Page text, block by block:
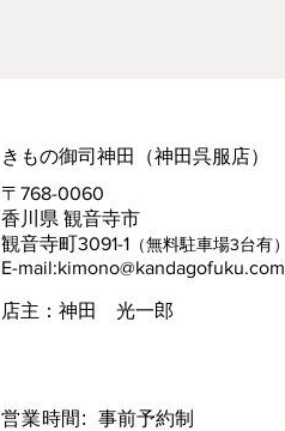
​〒768-0060
香川県 観音寺市
観音寺町3091-1 （無料駐車場3台有）
E-mail:kimono@kandagofuku.com
​店主：神田 光一郎
きもの御司神田（神田呉服店）​
営業時間:
事前予約制